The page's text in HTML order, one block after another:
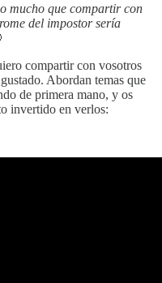
mucho que compartir con
del impostor sería
compartir con vosotros
Abordan temas que
de primera mano, y os
invertido en verlos: